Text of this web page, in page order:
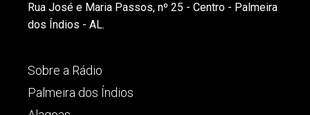
Rua José e Maria Passos, nº 25 - Centro - Palmeira
dos Índios - AL.
Sobre a Rádio
Palmeira dos Índios